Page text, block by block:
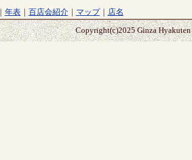
｜ 年表｜ 百店会紹介｜ マップ｜ 店名
Copyright(c)2025 Ginza